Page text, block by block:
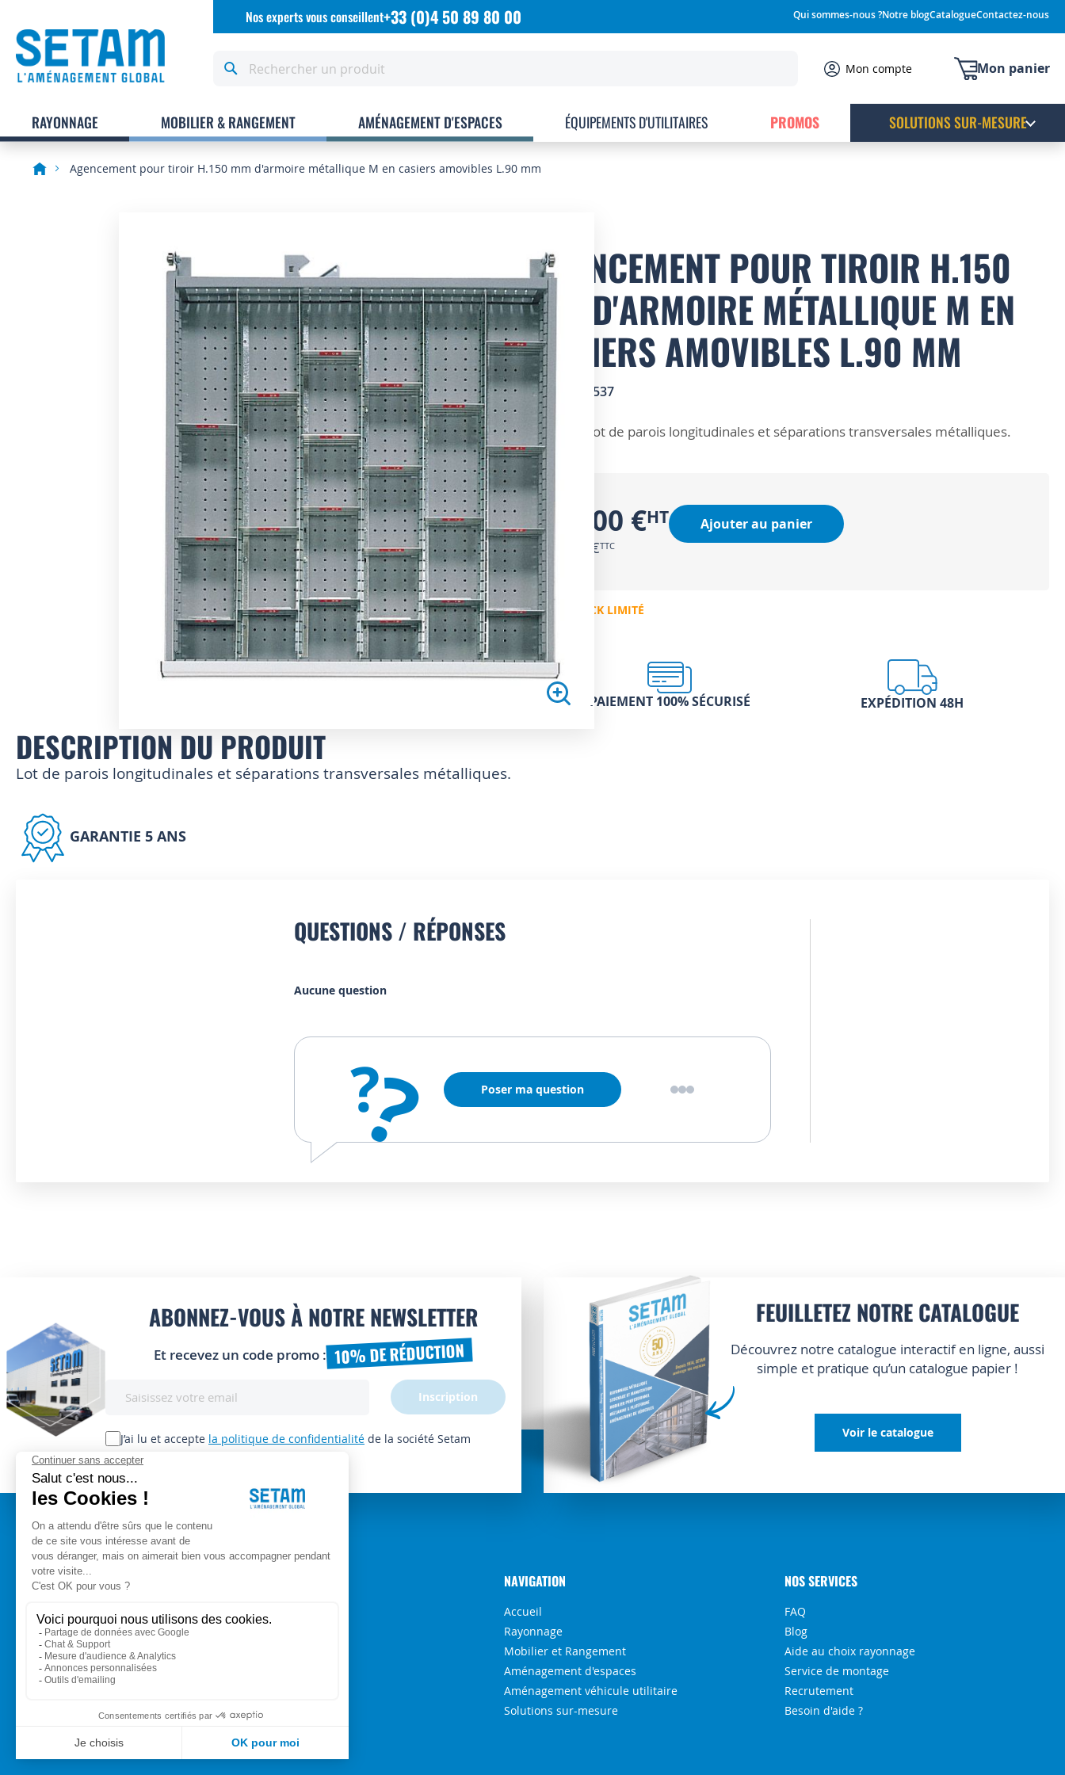
Allez
Qui sommes-nous ?Notre blogCatalogueContactez-nous
Nos experts vous conseillent+33 (0)4 50 89 80 00
Mon panier
Mon compte
RAYONNAGE MOBILIER & RANGEMENT AMÉNAGEMENT D'ESPACES ÉQUIPEMENTS D'UTILITAIRES PROMOS SOLUTIONS SUR-MESURE
Agencement pour tiroir H.150 mm d'armoire métallique M en casiers amovibles L.90 mm
Skip
the
beginning
the
images
gallery
AGENCEMENT POUR TIROIR H.150
MM D'ARMOIRE MÉTALLIQUE M EN
CASIERS AMOVIBLES L.90 MM
SKU 4604537
ZOOM SUR Lot de parois longitudinales et séparations transversales métalliques.
68,00 €
81,60 €
Ajouter au panier
EN STOCK LIMITÉ
PAIEMENT 100% SÉCURISÉ EXPÉDITION 48H
DESCRIPTION DU PRODUIT
Lot de parois longitudinales et séparations transversales métalliques.
GARANTIE 5 ANS
QUESTIONS / RÉPONSES
Aucune question
?
? Poser ma question
ABONNEZ-VOUS À NOTRE NEWSLETTER
Et recevez un code promo : 10% DE RÉDUCTION
lettre
d’information
:
J’ai lu et accepte la politique de confidentialité de la société Setam
Inscription
FEUILLETEZ NOTRE CATALOGUE
Découvrez notre catalogue interactif en ligne, aussi
simple et pratique qu’un catalogue papier !
Voir le catalogue
Setam Siège Social
153, rue de L'Arve
74950 SCIONZIER
Nos experts vous conseillent
Qui sommes-nous ?
Contact
NAVIGATION
Accueil
Rayonnage
Mobilier et Rangement
Aménagement d'espaces
Aménagement véhicule utilitaire
Solutions sur-mesure
NOS SERVICES
FAQ
Blog
Aide au choix rayonnage
Service de montage
Recrutement
Besoin d'aide ?